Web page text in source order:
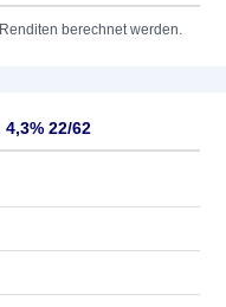
berechnet werden.
22/62